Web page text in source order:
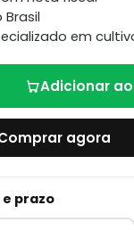
em
Adicionar
agora
prazo